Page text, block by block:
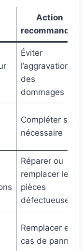
Action
recommandée
Éviter
l’aggravation
des
dommages
Compléter si
nécessaire
Réparer ou
remplacer les
pièces
défectueuses
Remplacer en
cas de panne